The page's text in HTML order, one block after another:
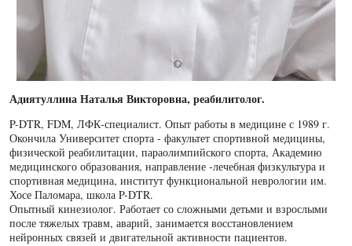
Адиятуллина Наталья Викторовна, реабилитолог.
P-DTR, FDM, ЛФК-специалист. Опыт работы в медицине с 1989 г.
Окончила Университет спорта - факультет спортивной медицины,
физической реабилитации, параолимпийского спорта, Академию
медицинского образования, направление -лечебная физкультура и
спортивная медицина, институт функциональной неврологии им.
Хосе Паломара, школа P-DTR.
Опытный кинезиолог. Работает со сложными детьми и взрослыми
после тяжелых травм, аварий, занимается восстановлением
нейронных связей и двигательной активности пациентов.